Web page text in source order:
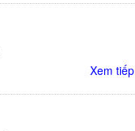
Xem tiếp